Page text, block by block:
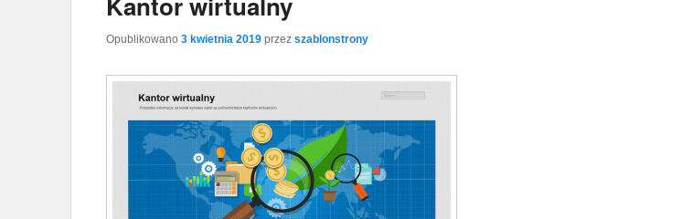
Opublikowano 3 kwietnia 2019 przez szablonstrony